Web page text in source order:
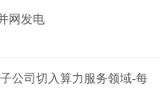
网发电
公司切入算力服务领域-每